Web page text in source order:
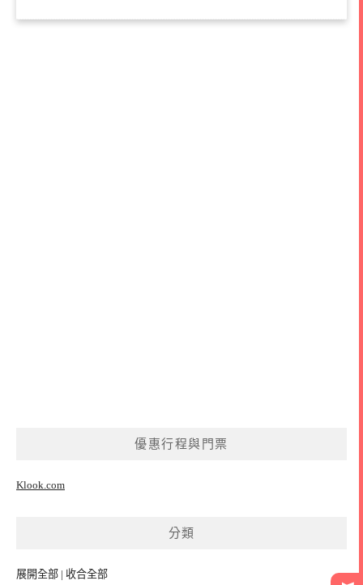
優惠行程與門票
Klook.com
分類
展開全部 | 收合全部